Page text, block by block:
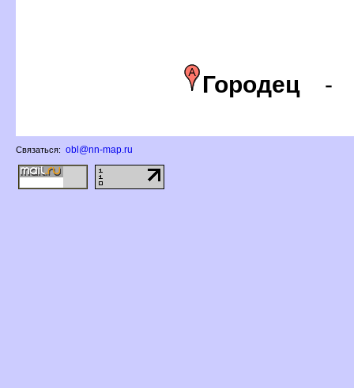
Городец
Связаться: obl@nn-map.ru